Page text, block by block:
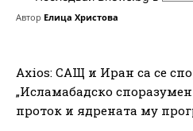
Автор Елица Христова
Axios: САЩ и Иран са се
„Исламабадско
проток и ядрената му